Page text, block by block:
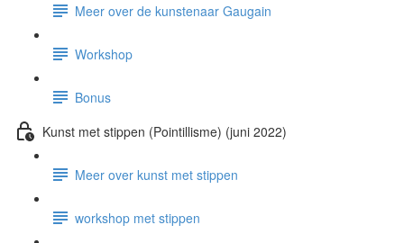
Meer over de kunstenaar Gaugain
Workshop
Bonus
Kunst met stippen (Pointillisme) (juni 2022)
Meer over kunst met stippen
workshop met stippen